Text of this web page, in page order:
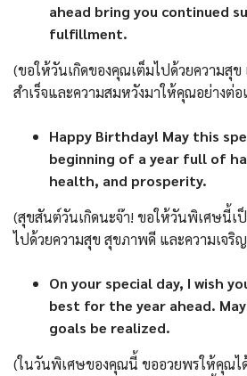
ahead bring you continued
fulfillment.
(ขอให้วันเกิดของคุณเต็มไปด้วยความสุ
สำเร็จและความสมหวังมาให้คุณอย่างต่อ
Happy Birthday! May this
beginning of a year full of
health, and prosperity.
(สุขสันต์วันเกิดนะจ๊า! ขอให้วันพิเศษนี้เ
ไปด้วยความสุข สุขภาพดี และความเจริญ
On your special day, I wish
best for the year ahead.
goals be realized.
(ในวันพิเศษของคุณนี้ ขออวยพรให้คุณไ